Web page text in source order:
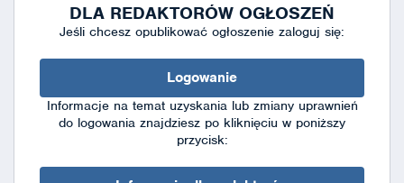
DLA REDAKTORÓW OGŁOSZEŃ
Jeśli chcesz opublikować ogłoszenie zaloguj się:
Logowanie
Informacje na temat uzyskania lub zmiany uprawnień
do logowania znajdziesz po kliknięciu w poniższy
przycisk: